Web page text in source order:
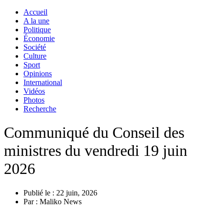
Accueil
A la une
Politique
Économie
Société
Culture
Sport
Opinions
International
Vidéos
Photos
Recherche
Communiqué du Conseil des
ministres du vendredi 19 juin
2026
Publié le : 22 juin, 2026
Par : Maliko News